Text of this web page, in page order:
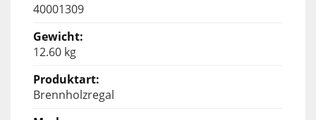
40001309
12.60 kg
Brennholzregal